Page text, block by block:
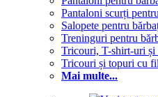
Pantaloni scurți
Salopete pentru
Treninguri pentru
Tricouri, T-shirt-uri și
Tricouri și topuri cu
Mai multe...